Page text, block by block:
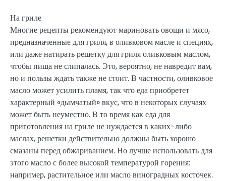
На гриле
Многие рецепты рекомендуют мариновать овощи и мясо,
предназначенные для гриля, в оливковом масле и специях,
или даже натирать решетку для гриля оливковым маслом,
чтобы пища не слипалась. Это, вероятно, не навредит вам,
но и пользы ждать также не стоит. В частности, оливковое
масло может усилить пламя, так что еда приобретет
характерный «дымчатый» вкус, что в некоторых случаях
может быть неуместно. В то время как еда для
приготовления на гриле не нуждается в каких-либо
маслах, решетки действительно должны быть хорошо
смазаны перед обжариванием. Но лучше использовать для
этого масло с более высокой температурой горения:
например, растительное или масло виноградных косточек.